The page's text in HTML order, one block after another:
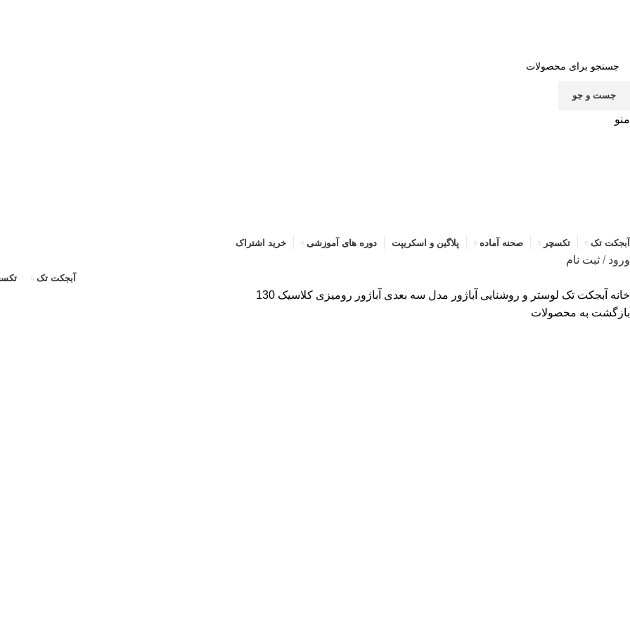
جست و جو
منو
آبجکت تک تکسچر صحنه آماده پلاگین و اسکریپت دوره های آموزشی خرید اشتراک
ورود / ثبت نام
آبجکت تک
خانه آبجکت تک لوستر و روشنایی آباژور مدل سه بعدی آباژور رومیزی کلاسیک 130
بازگشت به محصولات